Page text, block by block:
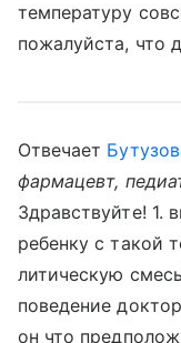
температуру
пожалуйста, что
Отвечает
фармацевт,
Здравствуйте! 1.
ребенку с такой
литическую
поведение
он что